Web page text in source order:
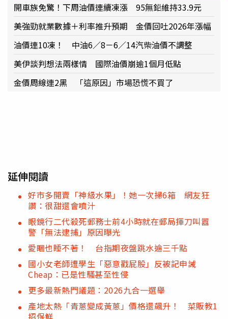
開車族免驚！下周油價連續凍漲 95無鉛維持33.9元
美強勁就業數據＋利率推升預期 金價回吐2026年漲幅
油價連10凍！ 中油6／8－6／14汽柴油價不調整
美伊談判想法兩樣情 國際油價崩逾1個月低點
金價周線連2黑 「這原因」市場恐慌不買了
延伸閱讀
好市多開賣「神級水果」！她一次掃6箱 網友狂
讚：很甜還會噴汁
眼鏡行二代殺死郵務士前4小時就在郵局揮刀叫囂
警「無法逮捕」原因曝光
愛睏也睡不著！ 台指期夜盤跳水逾三千點
國小女老師遭學生「惡意戳屁股」反被記申誡
Cheap：已是性騷甚至性侵
更多最新熱門議題：2026九合一選舉
產地太熱「青蔥變成黃蔥」價格還飆升！ 菜販教1
招保鮮